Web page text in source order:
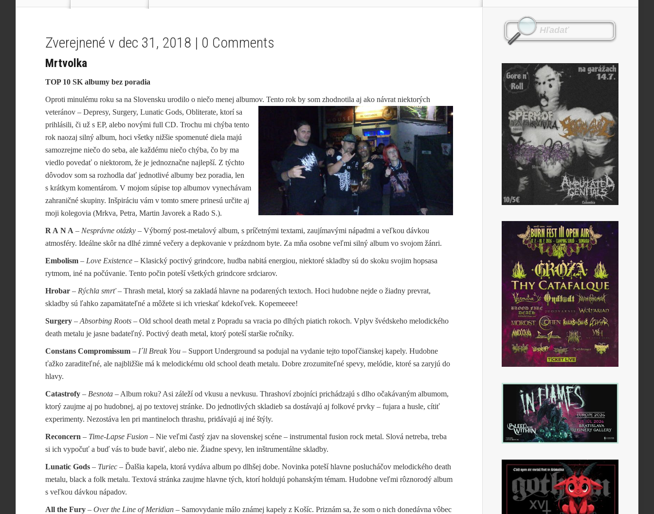
Zverejnené v dec 31, 2018 | 0 Comments
Mrtvolka
TOP 10 SK albumy bez poradia
Oproti minulému roku sa na Slovensku urodilo o niečo menej albumov. Tento rok by som zhodnotila aj ako návrat niektorých
veteránov – Depresy, Surgery, Lunatic Gods, Obliterate, ktorí sa
prihlásili, či už s EP, alebo novými full CD. Trochu mi chýba tento
rok naozaj silný album, hoci všetky nižšie spomenuté diela majú
samozrejme niečo do seba, ale každému niečo chýba, čo by ma
viedlo povedať o niektorom, že je jednoznačne najlepší. Z týchto
dôvodov som sa rozhodla dať jednotlivé albumy bez poradia, len
s krátkym komentárom. V mojom súpise top albumov vynechávam
zahraničné skupiny. Inšpiráciu vám v tomto smere prinesú určite aj
moji kolegovia (Mrkva, Petra, Martin Javorek a Rado S.).
R A N A – Nesprávne otázky – Výborný post-metalový album, s príčetnými textami, zaujímavými nápadmi a veľkou dávkou
atmosféry. Ideálne skôr na dlhé zimné večery a depkovanie v prázdnom byte. Za mňa osobne veľmi silný album vo svojom žánri.
Embolism – Love Existence – Klasický poctivý grindcore, hudba nabitá energiou, niektoré skladby sú do skoku svojim hopsasa
rytmom, iné na počúvanie. Tento počin poteší všetkých grindcore srdciarov.
Hrobar – Rýchla smrť– Thrash metal, ktorý sa zakladá hlavne na podarených textoch. Hoci hudobne nejde o žiadny prevrat,
skladby sú ľahko zapamätateľné a môžete si ich vrieskať kdekoľvek. Kopemeeee!
Surgery – Absorbing Roots – Old school death metal z Popradu sa vracia po dlhých piatich rokoch. Vplyv švédskeho melodického
death metalu je jasne badateľný. Poctivý death metal, ktorý poteší staršie ročníky.
Constans Compromissum – I´ll Break You – Support Underground sa podujal na vydanie tejto topoľčianskej kapely. Hudobne
ťažko zaraditeľné, ale najbližšie má k melodickému old school death metalu. Dobre zrozumiteľné spevy, melódie, ktoré sa zaryjú do
hlavy.
Catastrofy – Besnota – Album roku? Asi záleží od vkusu a nevkusu. Thrashoví zbojníci prichádzajú s dlho očakávaným albumom,
ktorý zaujme aj po hudobnej, aj po textovej stránke. Do jednotlivých skladieb sa dostávajú aj folkové prvky – fujara a husle, cítiť
experimenty. Nezostáva len pri mantineloch thrashu, pridávajú aj iné štýly.
Reconcern – Time-Lapse Fusion – Nie veľmi častý zjav na slovenskej scéne – instrumental fusion rock metal. Slová netreba, treba
si ich vypočuť a buď vás to bude baviť, alebo nie. Žiadne spevy, len inštrumentálne skladby.
Lunatic Gods – Turiec – Ďalšia kapela, ktorá vydáva album po dlhšej dobe. Novinka poteší hlavne poslucháčov melodického death
metalu, black a folk metalu. Textová stránka zaujme hlavne tých, ktorí holdujú pohanským témam. Hudobne veľmi rôznorodý album
s veľkou dávkou nápadov.
All the Fury – Over the Line of Meridian – Samovydanie málo známej kapely z Košíc. Priznám sa, že som o nich donedávna vôbec